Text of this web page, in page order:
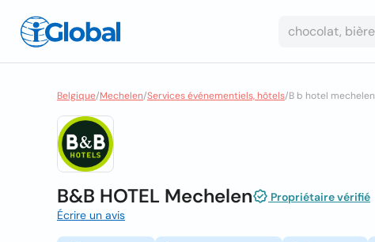
Belgique/Mechelen/Services événementiels, hôtels/B b hotel mechelen
B&B HOTEL Mechelen Propriétaire vérifié
Écrire un avis